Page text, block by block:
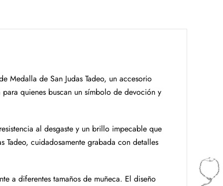
Medalla de San Judas Tadeo, un accesorio
quienes buscan un símbolo de devoción y
al desgaste y un brillo impecable que
Tadeo, cuidadosamente grabada con detalles
a diferentes tamaños de muñeca. El diseño